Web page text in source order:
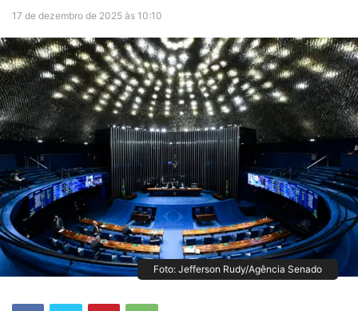
17 de dezembro de 2025 às 10:10
Foto: Jefferson Rudy/Agência Senado